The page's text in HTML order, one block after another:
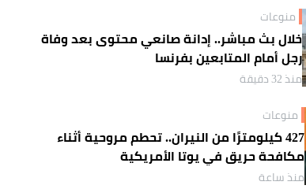
منوعات
خلال بث مباشر.. إدانة صانعي محتوى بعد وفاة
رجل أمام المتابعين بفرنسا
منذ 32 دقيقة
منوعات
427 كيلومترًا من النيران.. تحطم مروحية أثناء
مكافحة حريق في يوتا الأمريكية
منذ ساعة